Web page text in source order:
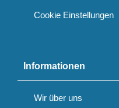
Cookie Einstellungen
Informationen
Wir über uns